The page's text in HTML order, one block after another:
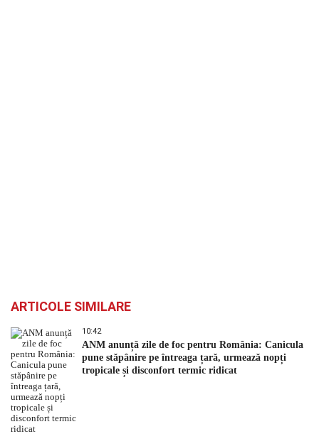
ARTICOLE SIMILARE
10:42
ANM anunță zile de foc pentru România: Canicula
pune stăpânire pe întreaga țară, urmează nopți
tropicale și disconfort termic ridicat